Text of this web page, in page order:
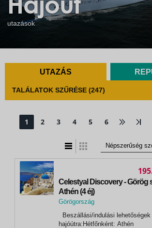
utazások
UTAZÁS
TALÁLATOK SZŰRÉSE (247)
1 2 3 4 5 6
Celestyal Discovery - Görög
Athén (4 éj)
Görögország
Patmosz
Beszállási/indulási
hajóútra:Hétfőnként: Athén